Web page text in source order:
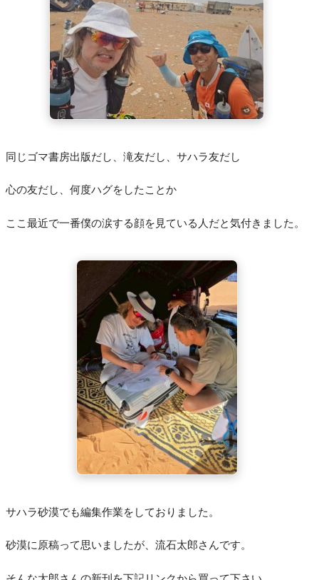
同じゴマ書房出版だし、滝友だし、サハラ友だし
心の友だし、何度ハグをしたことか
ここ最近で一番僕の涙する顔を見ている人だと気付きました。
サハラ砂漠でも編集作業をしておりました。
砂漠に原稿って思いましたが、流石太郎さんです。